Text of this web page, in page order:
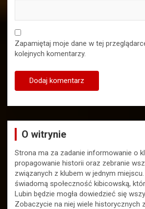
Zapamiętaj moje dane w tej
kolejnych komentarzy.
O witrynie
Strona ma za zadanie informowanie o
propagowanie historii oraz zebranie
związanych z klubem w jednym
świadomą społeczność kibicowską,
Lubin będzie mogła dowiedzieć się
Zobaczycie na niej wiele historycznych